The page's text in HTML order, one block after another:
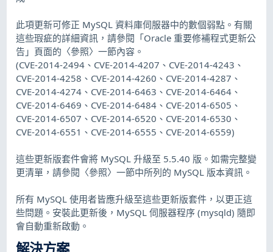
此項更新可修正 MySQL 資料庫伺服器中的數個弱點。有關
這些瑕疵的詳細資訊，請參閱「Oracle 重要修補程式更新公
告」頁面的〈參照〉一節內容。
(CVE-2014-2494、CVE-2014-4207、CVE-2014-4243、
CVE-2014-4258、CVE-2014-4260、CVE-2014-4287、
CVE-2014-4274、CVE-2014-6463、CVE-2014-6464、
CVE-2014-6469、CVE-2014-6484、CVE-2014-6505、
CVE-2014-6507、CVE-2014-6520、CVE-2014-6530、
CVE-2014-6551、CVE-2014-6555、CVE-2014-6559)
這些更新版套件會將 MySQL 升級至 5.5.40 版。如需完整變
更清單，請參閱〈參照〉一節中所列的 MySQL 版本資訊。
所有 MySQL 使用者皆應升級至這些更新版套件，以更正這
些問題。安裝此更新後，MySQL 伺服器程序 (mysqld) 隨即
會自動重新啟動。